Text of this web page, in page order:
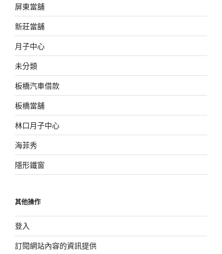
屏東當舖
新莊當舖
月子中心
未分類
板橋汽車借款
板橋當舖
林口月子中心
海菲秀
隱形鐵窗
其他操作
登入
訂閱網站內容的資訊提供